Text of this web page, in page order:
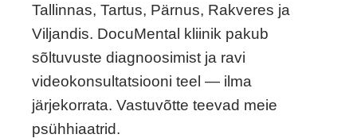
Tallinnas, Tartus, Pärnus, Rakveres ja
Viljandis. DocuMental kliinik pakub
sõltuvuste diagnoosimist ja ravi
videokonsultatsiooni teel — ilma
järjekorrata. Vastuvõtte teevad meie
psühhiaatrid.